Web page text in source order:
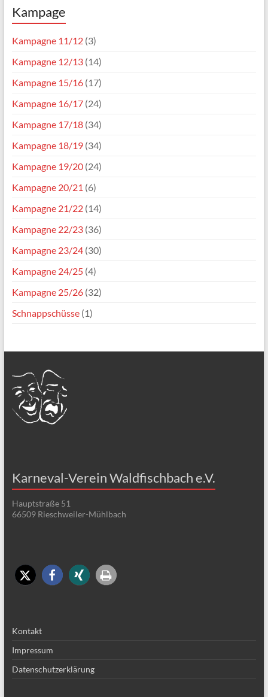
Kampage
Kampagne 11/12(3)
Kampagne 12/13(14)
Kampagne 15/16(17)
Kampagne 16/17(24)
Kampagne 17/18(34)
Kampagne 18/19(34)
Kampagne 19/20(24)
Kampagne 20/21 (6)
Kampagne 21/22(14)
Kampagne 22/23(36)
Kampagne 23/24(30)
Kampagne 24/25(4)
Kampagne 25/26(32)
Schnappschüsse(1)
Karneval-Verein Waldfischbach e.V.
Hauptstraße 51
66509 Rieschweiler-Mühlbach
Kontakt
Impressum
Datenschutzerklärung